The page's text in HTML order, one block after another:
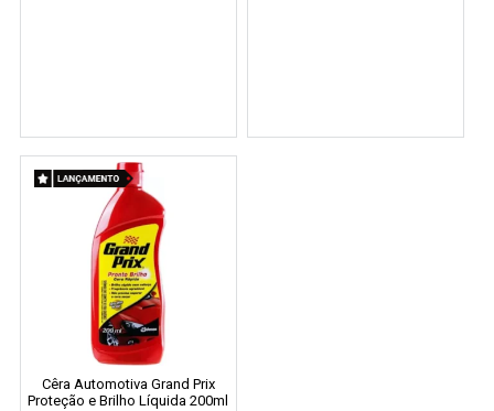
Cêra Automotiva Grand Prix
Proteção e Brilho Líquida 200ml